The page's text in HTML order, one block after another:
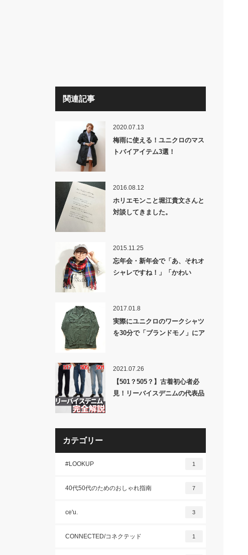
関連記事
2020.07.13
梅雨に使える！ユニクロのマス
トバイアイテム3選！
2016.08.12
ホリエモンこと堀江貴文さんと
対談してきました。
2015.11.25
忘年会・新年会で「あ、それオ
シャレですね！」「かわい
2017.01.8
実際にユニクロのワークシャツ
を30分で「ブランドモノ」にア
2021.07.26
【501？505？】古着初心者必
見！リーバイスデニムの代表品
カテゴリー
#LOOKUP 1
40代50代のためのおしゃれ指南 7
ce'u. 3
CONNECTED/コネクテッド 1